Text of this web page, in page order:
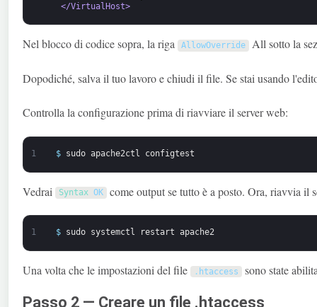
</VirtualHost>
Nel blocco di codice sopra, la riga AllowOverride All sotto la
Dopodiché, salva il tuo lavoro e chiudi il file. Se stai usando
Controlla la configurazione prima di riavviare il server web:
1 $ sudo apache2ctl configtest
Vedrai Syntax OK come output se tutto è a posto. Ora, riavvia il
1 $ sudo systemctl restart apache2
Una volta che le impostazioni del file . htaccess sono state
Passo 2 — Creare un file .htaccess